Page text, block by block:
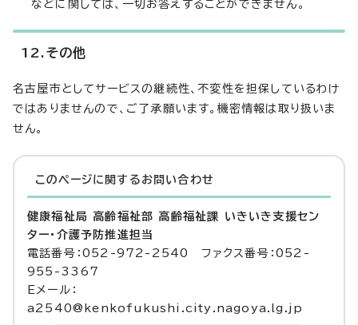
などに関しては、一切お答えすることができません。
12.その他
名古屋市としてサービスの継続性、不変性を担保しているわけ
ではありませんので、ご了承願います。機密情報は取り扱いま
せん。
このページに関する お問い合わせ
健康福祉局 高齢福祉部 高齢福祉課 いきいき支援セン
ター・介護予防推進担当
電話番号：052-972-2540 ファクス番号：052-
955-3367
Eメール：
a2540@kenkofukushi.city.nagoya.lg.jp